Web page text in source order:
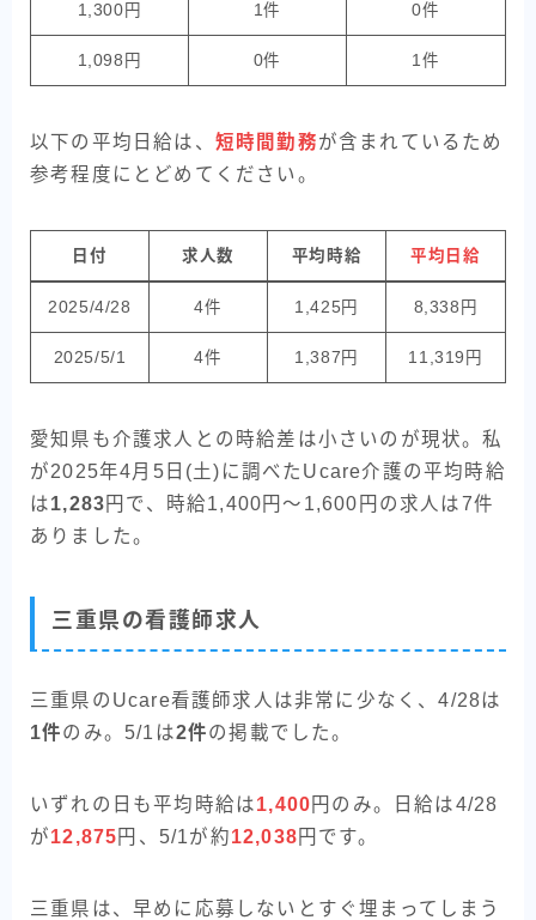
1,300円 1件 0件
1,098円 0件 1件
以下の平均日給は、 短時間勤務が含まれているため
参考程度にとどめてください。
日付 求人数 平均時給 平均日給
2025/4/28 4件 1,425円 8,338円
2025/5/1 4件 1,387円 11,319円
愛知県も介護求人との時給差は小さいのが現状。私
が2025年4月5日(土)に調べたUcare介護の平均時給
は1,283円で、時給1,400円〜1,600円の求人は7件
ありました。
三重県の看護師求人
三重県のUcare看護師求人は非常に少なく、4/28は
1件のみ。5/1は2件の掲載でした。
いずれの日も平均時給は1,400円のみ。日給は4/28
が12,875円、5/1が約12,038円です。
三重県は、早めに応募しないとすぐ埋まってしまう